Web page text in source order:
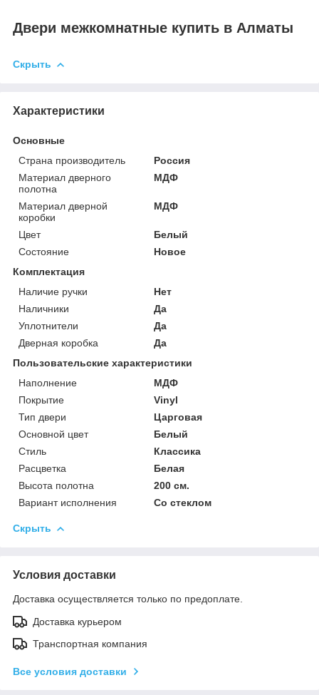
Двери межкомнатные купить в Алматы
Скрыть
Характеристики
Основные
Страна производитель
Россия
Материал дверного
полотна
МДФ
Материал дверной
коробки
МДФ
Цвет
Белый
Состояние
Новое
Комплектация
Наличие ручки
Нет
Наличники
Да
Уплотнители
Да
Дверная коробка
Да
Пользовательские характеристики
Наполнение
МДФ
Покрытие
Vinyl
Тип двери
Царговая
Основной цвет
Белый
Стиль
Классика
Расцветка
Белая
Высота полотна
200 см.
Вариант исполнения
Со стеклом
Скрыть
Условия доставки
Доставка осуществляется только по предоплате.
Доставка курьером
Транспортная компания
Все условия доставки